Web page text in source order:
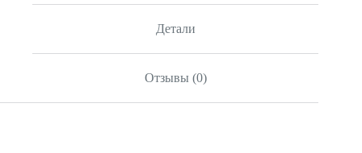
Детали
Отзывы (0)